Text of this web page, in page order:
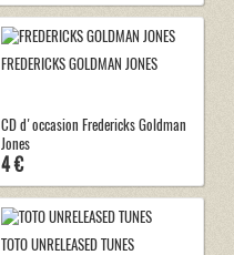
FREDERICKS GOLDMAN JONES
CD d'occasion Fredericks Goldman
Jones
4 €
TOTO UNRELEASED TUNES